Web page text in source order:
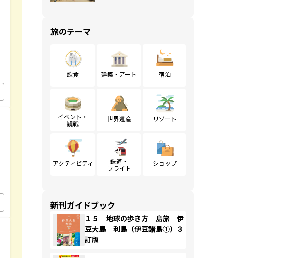
旅のテーマ
飲食 建築・アート 宿泊
イベント・
観戦
世界遺産 リゾート
アクティビティ
鉄道・
フライト
ショップ
新刊ガイドブック
１５ 地球の歩き方 島旅 伊
豆大島 利島（伊豆諸島①）３
訂版